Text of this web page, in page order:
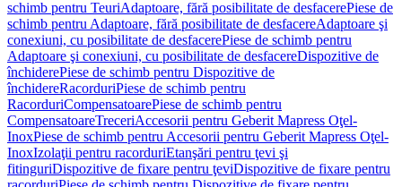
schimb pentru TeuriAdaptoare, fără posibilitate de desfacerePiese de
schimb pentru Adaptoare, fără posibilitate de desfacereAdaptoare şi
conexiuni, cu posibilitate de desfacerePiese de schimb pentru
Adaptoare şi conexiuni, cu posibilitate de desfacereDispozitive de
închiderePiese de schimb pentru Dispozitive de
închidereRacorduriPiese de schimb pentru
RacorduriCompensatoarePiese de schimb pentru
CompensatoareTreceriAccesorii pentru Geberit Mapress Oţel-
InoxPiese de schimb pentru Accesorii pentru Geberit Mapress Oţel-
InoxIzolaţii pentru racorduriEtanşări pentru ţevi şi
fitinguriDispozitive de fixare pentru ţeviDispozitive de fixare pentru